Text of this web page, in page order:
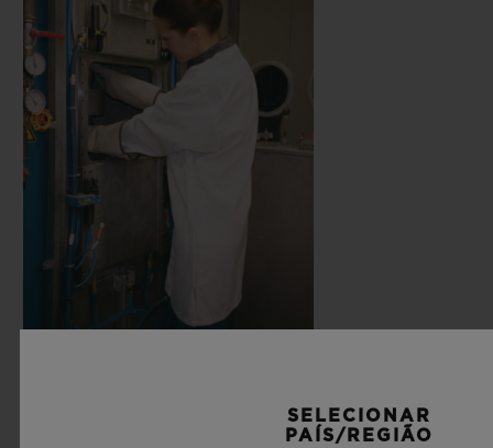
SELECIONAR
PAÍS/REGIÃO